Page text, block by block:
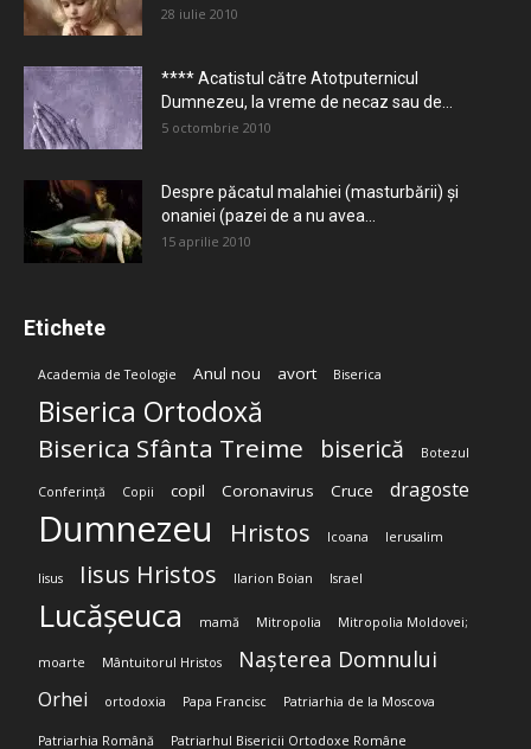
28 iulie 2010
**** Acatistul către Atotputernicul
Dumnezeu, la vreme de necaz sau de...
5 octombrie 2010
Despre păcatul malahiei (masturbării) şi
onaniei (pazei de a nu avea...
15 aprilie 2010
Etichete
Academia de Teologie Anul nou avort Biserica
Biserica Ortodoxă
Biserica Sfânta Treime biserică Botezul
Conferință Copii copil Coronavirus Cruce dragoste
Dumnezeu Hristos Icoana Ierusalim
Iisus Iisus Hristos Ilarion Boian Israel
Lucășeuca mamă Mitropolia Mitropolia Moldovei;
moarte Mântuitorul Hristos Nașterea Domnului
Orhei ortodoxia Papa Francisc Patriarhia de la Moscova
Patriarhia Română Patriarhul Bisericii Ortodoxe Române